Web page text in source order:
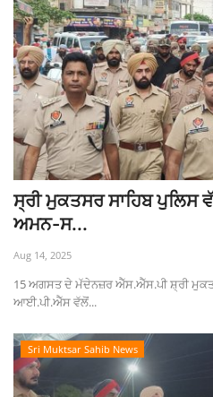
ਸ੍ਰੀ ਮੁਕਤਸਰ ਸਾਹਿਬ
ਅਮਨ-ਸ...
Aug 14, 2025
15 ਅਗਸਤ ਦੇ ਮੱਦੇਨਜ਼ਰ ਐੱਸ.ਐੱਸ.ਪੀ ਸ਼੍ਰੀ
ਆਈ.ਪੀ.ਐੱਸ ਵੱਲੋਂ...
Sri Muktsar Sahib News